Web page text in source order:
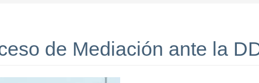
de Mediación ante la